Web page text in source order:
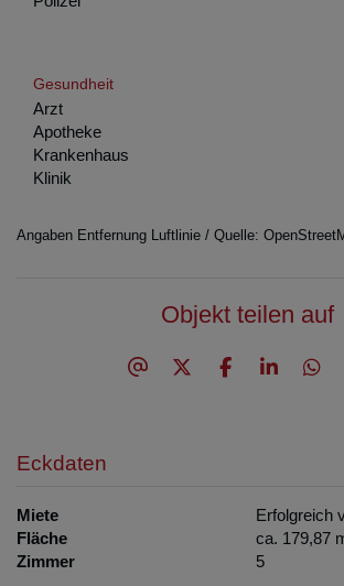
Gesundheit
Arzt
Apotheke
Krankenhaus
Klinik
Angaben Entfernung Luftlinie / Quelle:
Objekt teilen auf
Eckdaten
Miete
Erfolgreich
Fläche
ca. 179,87
Zimmer 5